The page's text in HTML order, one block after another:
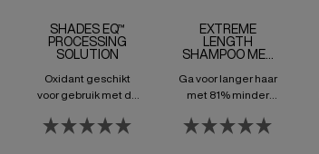
SHADES EQ™
PROCESSING
SOLUTION
Oxidant geschikt
voor gebruik met de
haarkleur.
EXTREME
LENGTH
SHAMPOO MET
Ga voor langer haar
met 81% minder
Length Shampoo